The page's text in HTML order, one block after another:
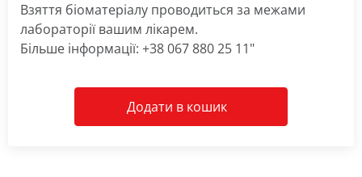
Взяття біоматеріалу проводиться за межами
лабораторії вашим лікарем.
Більше інформації: +38 067 880 25 11"
Додати в кошик